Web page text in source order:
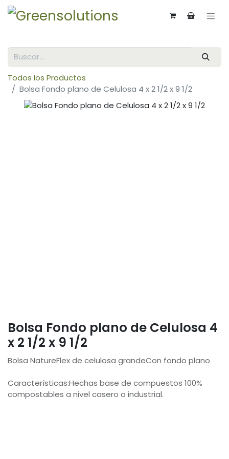
Todos los Productos
Bolsa Fondo plano de Celulosa 4 x 2 1/2 x 9 1/2
Bolsa Fondo plano de Celulosa 4
x 2 1/2 x 9 1/2
Bolsa NatureFlex de celulosa grandeCon fondo plano
Características:Hechas base de compuestos 100%
compostables a nivel casero o industrial.